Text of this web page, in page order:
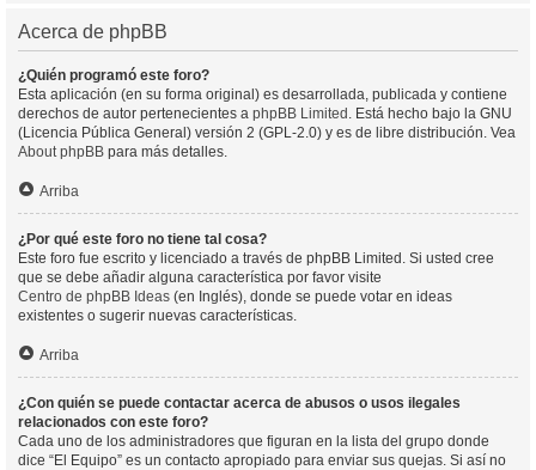
Acerca de phpBB
¿Quién programó este foro?
Esta aplicación (en su forma original) es desarrollada, publicada y contiene
derechos de autor pertenecientes a phpBB Limited . Está hecho bajo la GNU
(Licencia Pública General) versión 2 (GPL-2.0) y es de libre distribución. Vea
About phpBB para más detalles.
Arriba
¿Por qué este foro no tiene tal cosa?
Este foro fue escrito y licenciado a través de phpBB Limited. Si usted cree
que se debe añadir alguna característica por favor visite
Centro de phpBB Ideas (en Inglés), donde se puede votar en ideas
existentes o sugerir nuevas características.
Arriba
¿Con quién se puede contactar acerca de abusos o usos ilegales
relacionados con este foro?
Cada uno de los administradores que figuran en la lista del grupo donde
dice “El Equipo” es un contacto apropiado para enviar sus quejas. Si así no